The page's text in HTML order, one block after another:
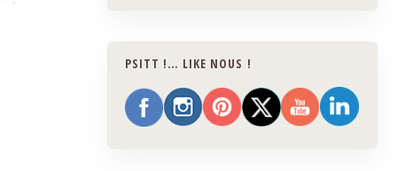
PSITT !… LIKE NOUS !